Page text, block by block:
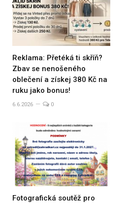
Reklama: Přetéká ti skříň?
Zbav se nenošeného
oblečení a získej 380 Kč na
ruku jako bonus!
6.6.2026 0
Fotografická soutěž pro